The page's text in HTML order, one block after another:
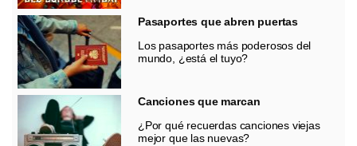
Pasaportes que abren puertas
Los pasaportes más poderosos del
mundo, ¿está el tuyo?
Canciones que marcan
¿Por qué recuerdas canciones viejas
mejor que las nuevas?